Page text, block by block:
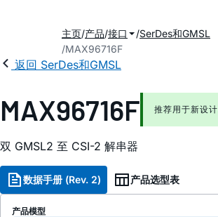
主页 产品 接口
SerDes和GMSL
MAX96716F
返回 SerDes和GMSL
MAX96716F 推荐用于新设计
双 GMSL2 至 CSI-2 解串器
数据手册 (Rev. 2) 产品选型表
产品模型